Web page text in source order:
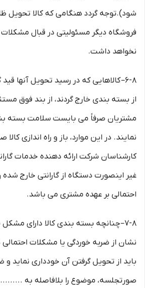
شود).توجه گردد هنگامی که کالا تحویل
فروشگاه دیگر مسئولیتی در قبال مشکلات
نخواهد داشت.
۶-۸– کالاهایی که در رسید تحویل آنها
از بسته بندی خارج گردند، از بند فوق
مشتریان صرفاً می بایست سلامت بسته
نمایند. در این موارد، باز و راه اندازی کالا
کارشناسان شرکت ارائه دهنده خدمات
غیر اینصورت دستگاه از گارانتی خارج
احتمالی بر عهده مشتری می باشد.
۷-۸– چنانچه بسته بندی کالا دارای
نشان از ضربه خوردگی یا مشکلات
باید از تحویل گرفتن آن خودداری نماید
صورتجلسه، موضوع را بلافاصله به